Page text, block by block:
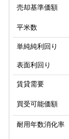
売却基準価額
平米数
単純純利回り
表面利回り
賃貸需要
買受可能価額
耐用年数消化率